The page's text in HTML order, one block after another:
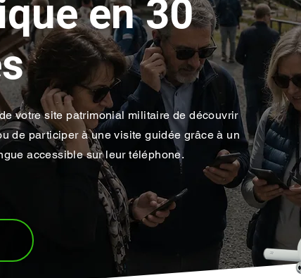
en 30
votre site patrimonial militaire de découvrir
de participer à une visite guidée grâce à un
accessible sur leur téléphone.